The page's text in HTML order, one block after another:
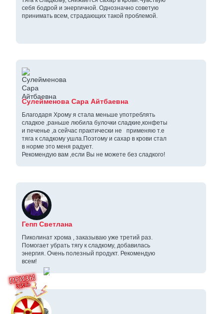
себя бодрой и энергичной. Однозначно советую
принимать всем, страдающих такой проблемой.
Сулейменова Сара Айтбаевна
Благодаря Хрому я стала меньше употреблять
сладкое ,раньше любила булочки сладкие,конфеты
и печенье ,а сейчас практически не применяю т.е
тяга к сладкому ушла.Поэтому и сахар в крови стал
в норме это меня радует.
Рекомендую вам ,если Вы не можете без сладкого!
Гепп Светлана
Пиколинат хрома , заказываю уже третий раз.
Помогает убрать тягу к сладкому, добавилась
энергия. Очень полезный продукт. Рекомендую
всем!